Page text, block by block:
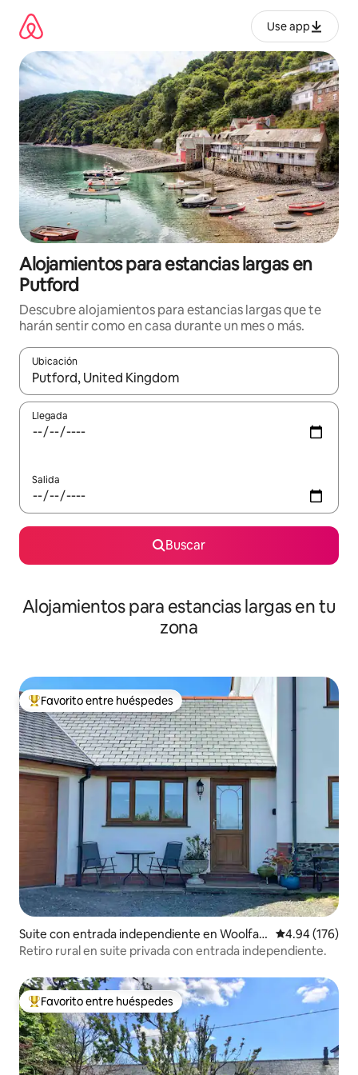
contenido
Use app
Alojamientos para estancias largas en
Putford
Descubre alojamientos para estancias largas que te
harán sentir como en casa durante un mes o más.
Ubicación
Cuando los resultados estén disponibles, podrás navegar
Llegada
Salida
Buscar
Alojamientos para estancias largas en tu
zona
De los mejores en Favorito entre huéspedes
Favorito entre huéspedes
Suite con entrada independiente en Woolfar
disworthy
Calificación
4.94 (176)
Retiro rural en suite privada con entrada independiente.
De los mejores en Favorito entre huéspedes
Favorito entre huéspedes